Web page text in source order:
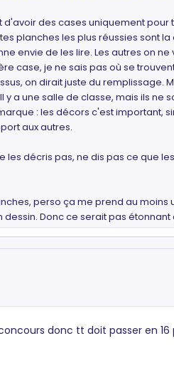
des cases uniquement
planches les plus réussies
envie de les lire. Les autres on
case, je ne sais pas où se
on dirait juste du
a une salle de classe, mais ils
: les décors c'est important,
aux autres.
décris pas, ne dis pas ce que
perso ça me prend au
Donc ce serait pas
donc tt doit passer en